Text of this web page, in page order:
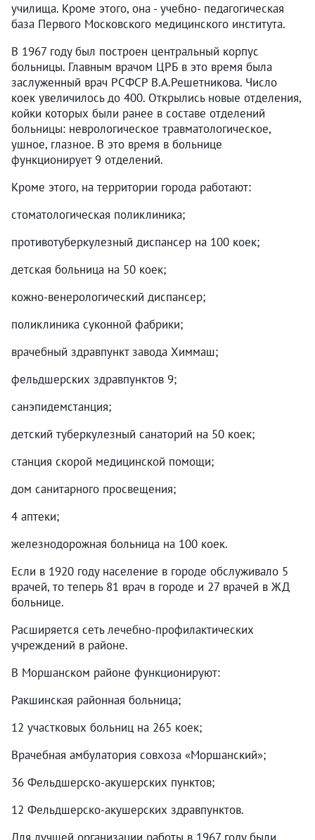
училища. Кроме этого, она - учебно- педагогическая
база Первого Московского медицинского института.
В 1967 году был построен центральный корпус
больницы. Главным врачом ЦРБ в это время была
заслуженный врач РСФСР В.А.Решетникова. Число
коек увеличилось до 400. Открылись новые отделения,
койки которых были ранее в составе отделений
больницы: неврологическое травматологическое,
ушное, глазное. В это время в больнице
функционирует 9 отделений.
Кроме этого, на территории города работают:
стоматологическая поликлиника;
противотуберкулезный диспансер на 100 коек;
детская больница на 50 коек;
кожно-венерологический диспансер;
поликлиника суконной фабрики;
врачебный здравпункт завода Химмаш;
фельдшерских здравпунктов 9;
санэпидемстанция;
детский туберкулезный санаторий на 50 коек;
станция скорой медицинской помощи;
дом санитарного просвещения;
4 аптеки;
железнодорожная больница на 100 коек.
Если в 1920 году население в городе обслуживало 5
врачей, то теперь 81 врач в городе и 27 врачей в ЖД
больнице.
Расширяется сеть лечебно-профилактических
учреждений в районе.
В Моршанском районе функционируют:
Ракшинская районная больница;
12 участковых больниц на 265 коек;
Врачебная амбулатория совхоза «Моршанский»;
36 Фельдшерско-акушерских пунктов;
12 Фельдшерско-акушерских здравпунктов.